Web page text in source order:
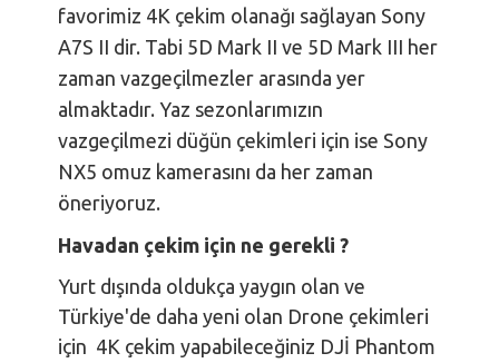
favorimiz 4K çekim olanağı sağlayan Sony
A7S II dir. Tabi 5D Mark II ve 5D Mark III her
zaman vazgeçilmezler arasında yer
almaktadır. Yaz sezonlarımızın
vazgeçilmezi düğün çekimleri için ise Sony
NX5 omuz kamerasını da her zaman
öneriyoruz.
Havadan çekim için ne gerekli ?
Yurt dışında oldukça yaygın olan ve
Türkiye'de daha yeni olan Drone çekimleri
için 4K çekim yapabileceğiniz DJİ Phantom